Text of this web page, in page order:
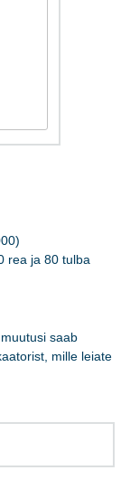
rea ja 80 tulba
saab
mille leiate